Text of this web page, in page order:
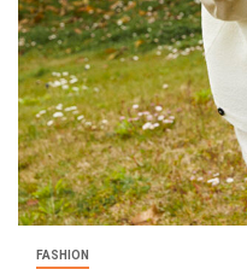
FASHION